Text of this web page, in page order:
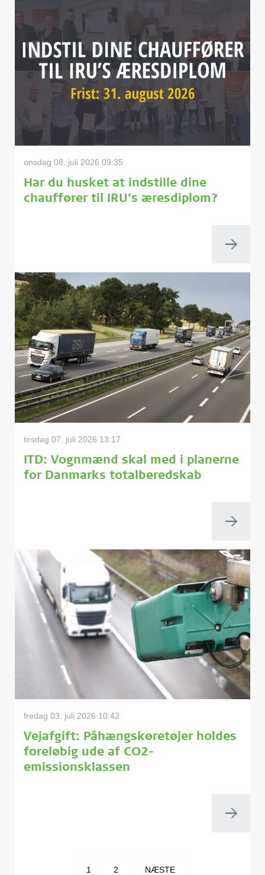
onsdag 08. juli 2026 09:35
Har du husket at indstille dine
chauffører til IRU’s æresdiplom?
tirsdag 07. juli 2026 13:17
ITD: Vognmænd skal med i planerne
for Danmarks totalberedskab
fredag 03. juli 2026 10:42
Vejafgift: Påhængskøretøjer holdes
foreløbig ude af CO2-
emissionsklassen
1 2 NÆSTE